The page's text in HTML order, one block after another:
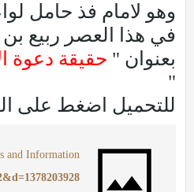
وهو لامام فذ حامل
في هذا العصر ربيع
بعنوان " حقيقة دعوة
"
للتحميل اضغط على